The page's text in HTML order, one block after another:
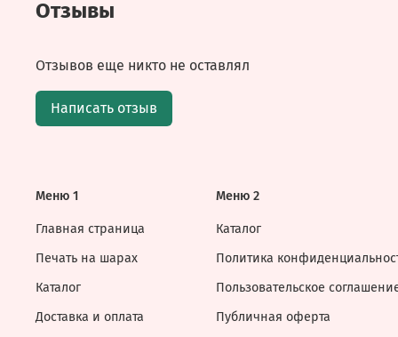
Отзывы
Отзывов еще никто не оставлял
Написать отзыв
Меню 1
Главная страница
Печать на шарах
Каталог
Доставка и оплата
Меню 2
Каталог
Политика
Пользовательское
Публичная оферта